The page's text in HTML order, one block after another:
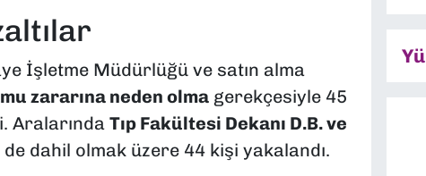
İşletme Müdürlüğü ve satın alma
zararına neden olmagerekçesiyle 45
Aralarında Tıp Fakültesi Dekanı D.B. ve
de dahil olmak üzere 44 kişi yakalandı.